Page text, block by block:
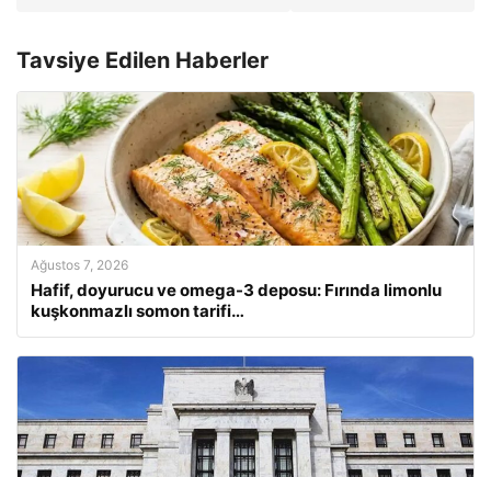
Tavsiye Edilen Haberler
Ağustos 7, 2026
Hafif, doyurucu ve omega-3 deposu: Fırında limonlu
kuşkonmazlı somon tarifi…